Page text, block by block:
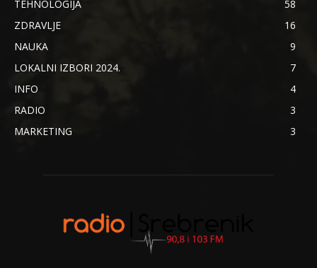
TEHNOLOGIJA
58
ZDRAVLJE
16
NAUKA
9
LOKALNI IZBORI 2024.
7
INFO
4
RADIO
3
MARKETING
3